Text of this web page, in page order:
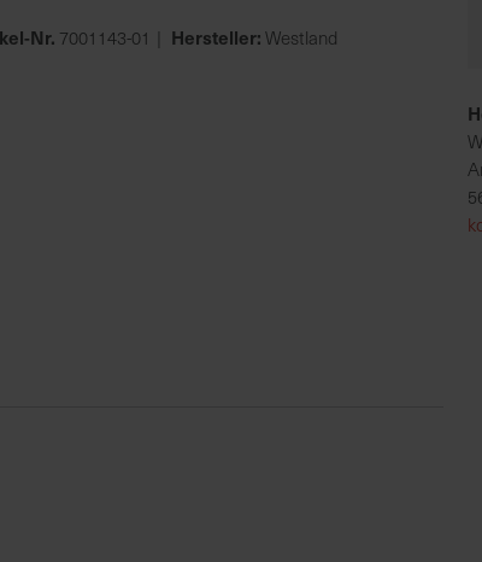
Nr. 7001143-01 Hersteller: Westland